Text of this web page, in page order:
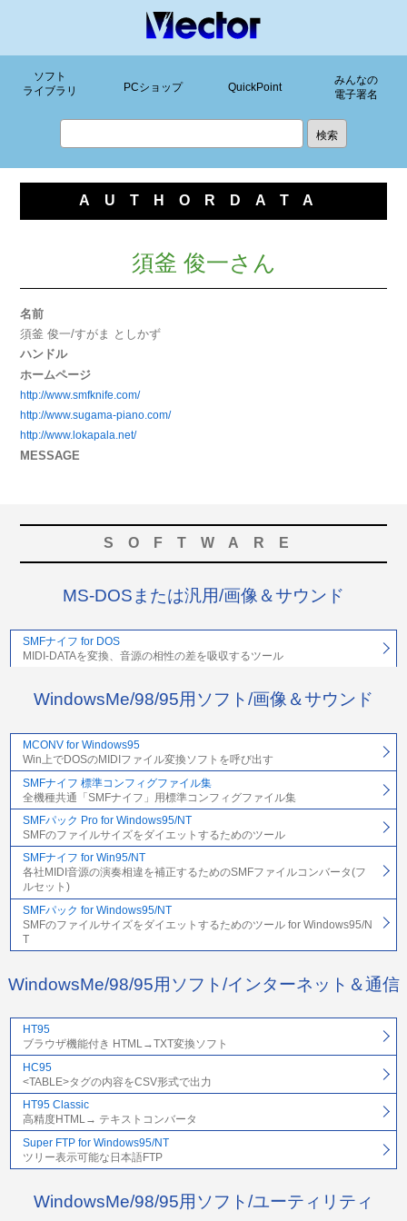
ソフト
ライブラリ
PCショップ QuickPoint
みんなの
電子署名
AUTHORDATA
須釜 俊一さん
名前
須釜 俊一/すがま としかず
ハンドル
ホームページ
http://www.smfknife.com/
http://www.sugama-piano.com/
http://www.lokapala.net/
MESSAGE
SOFTWARE
MS-DOSまたは汎用/画像＆サウンド
SMFナイフ for DOS
MIDI-DATAを変換、音源の相性の差を吸収するツール
WindowsMe/98/95用ソフト/画像＆サウンド
MCONV for Windows95
Win上でDOSのMIDIファイル変換ソフトを呼び出す
SMFナイフ 標準コンフィグファイル集
全機種共通「SMFナイフ」用標準コンフィグファイル集
SMFパック Pro for Windows95/NT
SMFのファイルサイズをダイエットするためのツール
SMFナイフ for Win95/NT
各社MIDI音源の演奏相違を補正するためのSMFファイルコンバータ(フ
ルセット)
SMFパック for Windows95/NT
SMFのファイルサイズをダイエットするためのツール for Windows95/N
T
WindowsMe/98/95用ソフト/インターネット＆通信
HT95
ブラウザ機能付き HTML→TXT変換ソフト
HC95
<TABLE>タグの内容をCSV形式で出力
HT95 Classic
高精度HTML→ テキストコンバータ
Super FTP for Windows95/NT
ツリー表示可能な日本語FTP
WindowsMe/98/95用ソフト/ユーティリティ